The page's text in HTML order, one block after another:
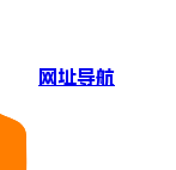
网址导航